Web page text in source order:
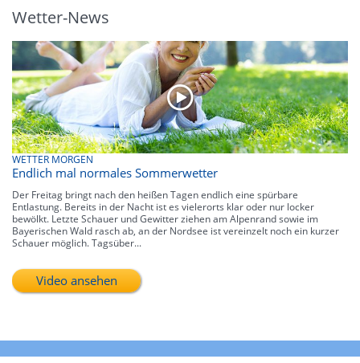
Wetter-News
WETTER MORGEN
Endlich mal normales Sommerwetter
Der Freitag bringt nach den heißen Tagen endlich eine spürbare
Entlastung. Bereits in der Nacht ist es vielerorts klar oder nur locker
bewölkt. Letzte Schauer und Gewitter ziehen am Alpenrand sowie im
Bayerischen Wald rasch ab, an der Nordsee ist vereinzelt noch ein kurzer
Schauer möglich. Tagsüber...
Video ansehen